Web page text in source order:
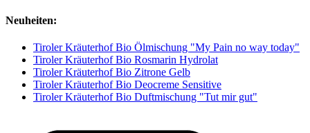
Neuheiten:
Tiroler Kräuterhof Bio Ölmischung "My Pain no way today"
Tiroler Kräuterhof Bio Rosmarin Hydrolat
Tiroler Kräuterhof Bio Zitrone Gelb
Tiroler Kräuterhof Bio Deocreme Sensitive
Tiroler Kräuterhof Bio Duftmischung "Tut mir gut"